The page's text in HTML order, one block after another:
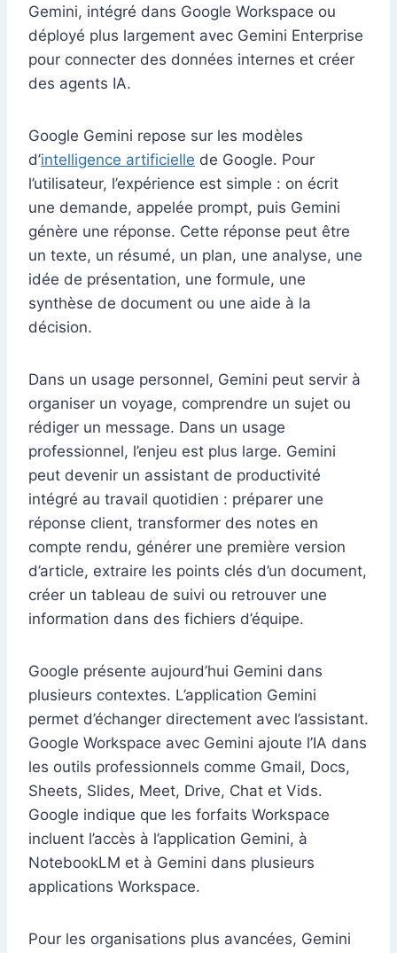
Gemini, intégré dans Google Workspace ou
déployé plus largement avec Gemini Enterprise
pour connecter des données internes et créer
des agents IA.
Google Gemini repose sur les modèles
d’intelligence artificielle de Google. Pour
l’utilisateur, l’expérience est simple : on écrit
une demande, appelée prompt, puis Gemini
génère une réponse. Cette réponse peut être
un texte, un résumé, un plan, une analyse, une
idée de présentation, une formule, une
synthèse de document ou une aide à la
décision.
Dans un usage personnel, Gemini peut servir à
organiser un voyage, comprendre un sujet ou
rédiger un message. Dans un usage
professionnel, l’enjeu est plus large. Gemini
peut devenir un assistant de productivité
intégré au travail quotidien : préparer une
réponse client, transformer des notes en
compte rendu, générer une première version
d’article, extraire les points clés d’un document,
créer un tableau de suivi ou retrouver une
information dans des fichiers d’équipe.
Google présente aujourd’hui Gemini dans
plusieurs contextes. L’application Gemini
permet d’échanger directement avec l’assistant.
Google Workspace avec Gemini ajoute l’IA dans
les outils professionnels comme Gmail, Docs,
Sheets, Slides, Meet, Drive, Chat et Vids.
Google indique que les forfaits Workspace
incluent l’accès à l’application Gemini, à
NotebookLM et à Gemini dans plusieurs
applications Workspace.
Pour les organisations plus avancées, Gemini